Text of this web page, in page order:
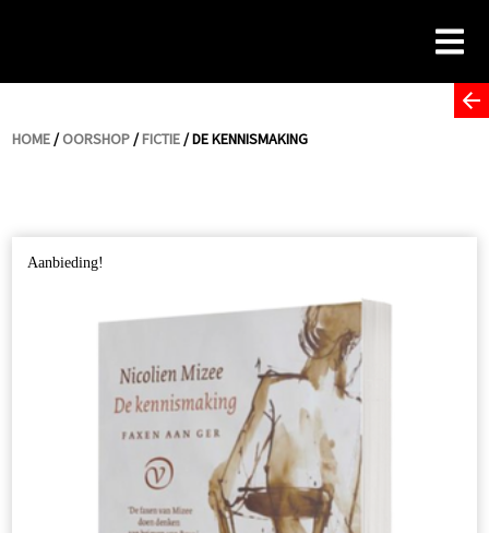
HOME/OORSHOP/FICTIE/ DE KENNISMAKING
Aanbieding!